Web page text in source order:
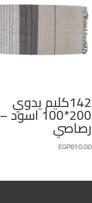
142كليم يدوي
200*100 اسود –
رصاصي
EGP810.00